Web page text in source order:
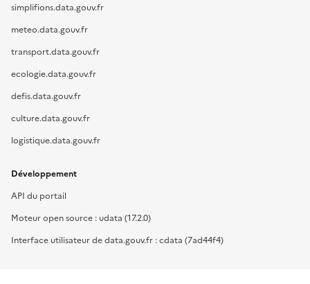
simplifions.data.gouv.fr
meteo.data.gouv.fr
transport.data.gouv.fr
ecologie.data.gouv.fr
defis.data.gouv.fr
culture.data.gouv.fr
logistique.data.gouv.fr
Développement
API du portail
Moteur open source : udata (17.2.0)
Interface utilisateur de data.gouv.fr : cdata (7ad44f4)